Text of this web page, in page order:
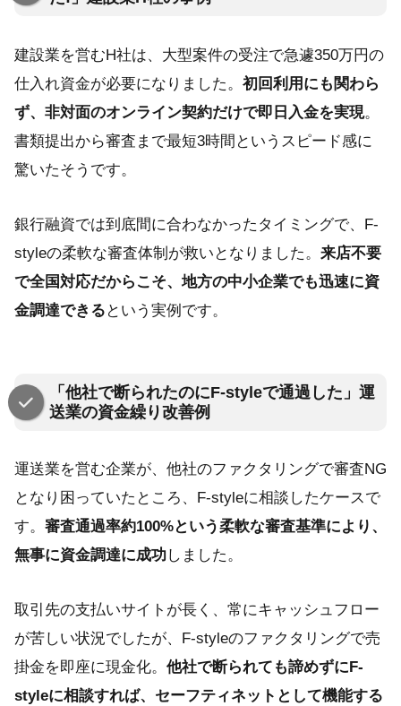
建設業を営むH社は、大型案件の受注で急遽350万円の
仕入れ資金が必要になりました。 初回利用にも関わら
ず、非対面のオンライン契約だけで即日入金を実現。
書類提出から審査まで最短3時間というスピード感に
驚いたそうです。
銀行融資では到底間に合わなかったタイミングで、F-
styleの柔軟な審査体制が救いとなりました。 来店不要
で全国対応だからこそ、地方の中小企業でも迅速に資
金調達できる という実例です。
「他社で断られたのにF-styleで通過した」運
送業の資金繰り改善例
運送業を営む企業が、他社のファクタリングで審査NG
となり困っていたところ、F-styleに相談したケースで
す。 審査通過率約100%という柔軟な審査基準により、
無事に資金調達に成功しました。
取引先の支払いサイトが長く、常にキャッシュフロー
が苦しい状況でしたが、F-styleのファクタリングで売
掛金を即座に現金化。 他社で断られても諦めずにF-
styleに相談すれば、セーフティネットとして機能する